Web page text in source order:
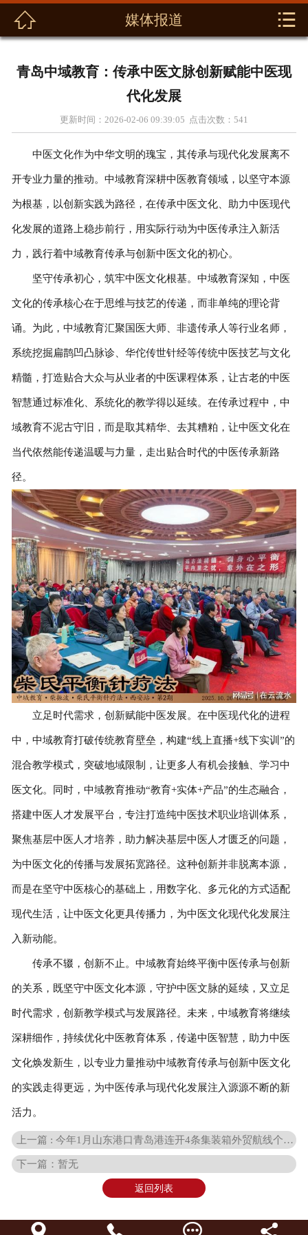
产品展示
解决方案
资料下载
联系我们
 媒体报道 
青岛中域教育：传承中医文脉创新赋能中医现
代化发展
更新时间：2026-02-06 09:39:05 点击次数： 541
中医文化作为中华文明的瑰宝，其传承与现代化发展离不
开专业力量的推动。中域教育深耕中医教育领域，以坚守本源
为根基，以创新实践为路径，在传承中医文化、助力中医现代
化发展的道路上稳步前行，用实际行动为中医传承注入新活
力，践行着中域教育传承与创新中医文化的初心。
坚守传承初心，筑牢中医文化根基。中域教育深知，中医
文化的传承核心在于思维与技艺的传递，而非单纯的理论背
诵。为此，中域教育汇聚国医大师、非遗传承人等行业名师，
系统挖掘扁鹊凹凸脉诊、华佗传世针经等传统中医技艺与文化
精髓，打造贴合大众与从业者的中医课程体系，让古老的中医
智慧通过标准化、系统化的教学得以延续。在传承过程中，中
域教育不泥古守旧，而是取其精华、去其糟粕，让中医文化在
当代依然能传递温暖与力量，走出贴合时代的中医传承新路
径。
立足时代需求，创新赋能中医发展。在中医现代化的进程
中，中域教育打破传统教育壁垒，构建“线上直播+线下实训”的
混合教学模式，突破地域限制，让更多人有机会接触、学习中
医文化。同时，中域教育推动“教育+实体+产品”的生态融合，
搭建中医人才发展平台，专注打造纯中医技术职业培训体系，
聚焦基层中医人才培养，助力解决基层中医人才匮乏的问题，
为中医文化的传播与发展拓宽路径。这种创新并非脱离本源，
而是在坚守中医核心的基础上，用数字化、多元化的方式适配
现代生活，让中医文化更具传播力，为中医文化现代化发展注
入新动能。
传承不辍，创新不止。中域教育始终平衡中医传承与创新
的关系，既坚守中医文化本源，守护中医文脉的延续，又立足
时代需求，创新教学模式与发展路径。未来，中域教育将继续
深耕细作，持续优化中医教育体系，传递中医智慧，助力中医
文化焕发新生，以专业力量推动中域教育传承与创新中医文化
的实践走得更远，为中医传承与现代化发展注入源源不断的新
活力。
上一篇 : 今年1月山东港口青岛港连开4条集装箱外贸航线个港口互通
下一篇：暂无
返回列表